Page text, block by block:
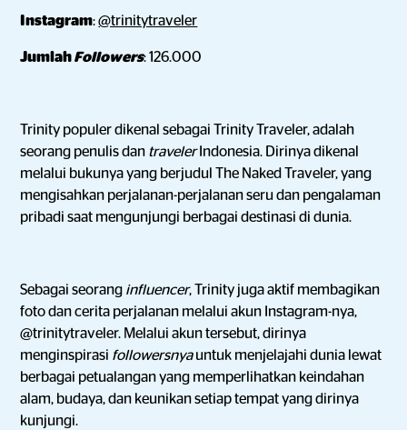
Instagram:@trinitytraveler
JumlahFollowers: 126.000
Trinity populer dikenal sebagai Trinity Traveler, adalah
seorang penulis dan traveler Indonesia. Dirinya dikenal
melalui bukunya yang berjudul The Naked Traveler, yang
mengisahkan perjalanan-perjalanan seru dan pengalaman
pribadi saat mengunjungi berbagai destinasi di dunia.
Sebagai seorang influencer, Trinity juga aktif membagikan
foto dan cerita perjalanan melalui akun Instagram-nya,
@trinitytraveler. Melalui akun tersebut, dirinya
menginspirasi followersnyauntuk menjelajahi dunia lewat
berbagai petualangan yang memperlihatkan keindahan
alam, budaya, dan keunikan setiap tempat yang dirinya
kunjungi.